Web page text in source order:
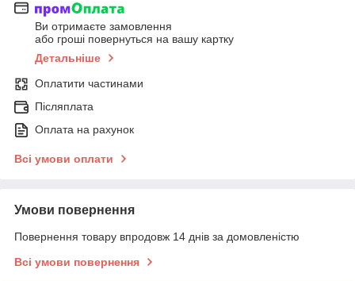
Ви отримаєте замовлення
або гроші повернуться на вашу картку
Детальніше
Оплатити частинами
Післяплата
Оплата на рахунок
Всі умови оплати
Умови повернення
Повернення товару впродовж 14 днів за домовленістю
Всі умови повернення